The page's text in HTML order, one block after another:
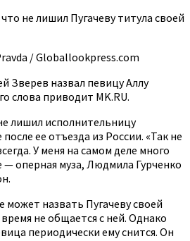
не лишил Пугачеву титула своей
/ Globallookpress.com
Зверев назвал певицу Аллу
слова приводит MK.RU.
лишил исполнительницу
ее отъезда из России. «Так не
У меня на самом деле много
— оперная муза, Людмила Гурченко
может назвать Пугачеву своей
не общается с ней. Однако
периодически ему снится. Он